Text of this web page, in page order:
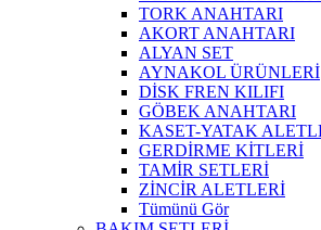
TORK ANAHTARI
AKORT ANAHTARI
ALYAN SET
AYNAKOL ÜRÜNLERİ
DİSK FREN KILIFI
GÖBEK ANAHTARI
KASET-YATAK
GERDİRME KİTLERİ
TAMİR SETLERİ
ZİNCİR ALETLERİ
Tümünü Gör